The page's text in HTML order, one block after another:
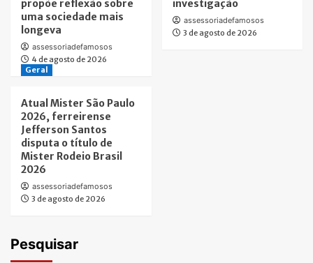
propõe reflexão sobre
uma sociedade mais
longeva
assessoriadefamosos
4 de agosto de 2026
investigação
assessoriadefamosos
3 de agosto de 2026
Geral
Atual Mister São Paulo
2026, ferreirense
Jefferson Santos
disputa o título de
Mister Rodeio Brasil
2026
assessoriadefamosos
3 de agosto de 2026
Pesquisar